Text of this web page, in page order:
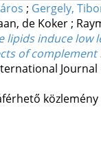
; Gergely,
de Koker;
lipids induce
of